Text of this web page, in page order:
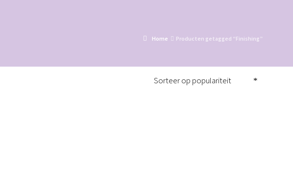
Home Producten getagged “Finishing”
Sorteer op populariteit